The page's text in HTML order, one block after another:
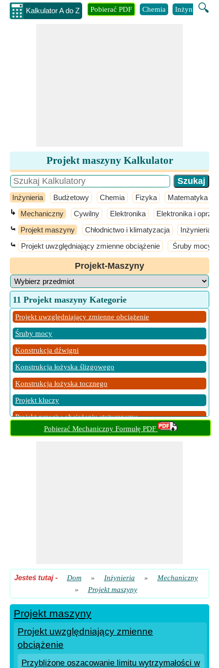
Kalkulator A do Z 🔍
Pobierać PDF Chemia Inżynieria
Projekt maszyny Kalkulator
Inżynieria Budżetowy Chemia Fizyka Matematyka
↳ Mechaniczny Cywilny Elektronika Elektronika i
⤿ Projekt maszyny Chłodnictwo i klimatyzacja Inżynieria
⤿ Projekt uwzględniający zmienne obciążenie Śruby mocy
Projekt-Maszyny
11 Projekt maszyny Kategorie
Projekt uwzględniający zmienne obciążenie
Śruby mocy
Konstrukcja dźwigni
Konstrukcja łożyska ślizgowego
Konstrukcja łożyska tocznego
Projekt kluczy
Projekt przeciw obciążeniu statycznemu
Projektowanie napędów pasowych
Pobierać Mechaniczny Formułę PDF
Jesteś tutaj- Dom » Inżynieria »
Mechaniczny
»
Projekt maszyny
Projekt maszyny
Projekt uwzględniający zmienne
obciążenie
Przybliżone oszacowanie limitu wytrzymałości w